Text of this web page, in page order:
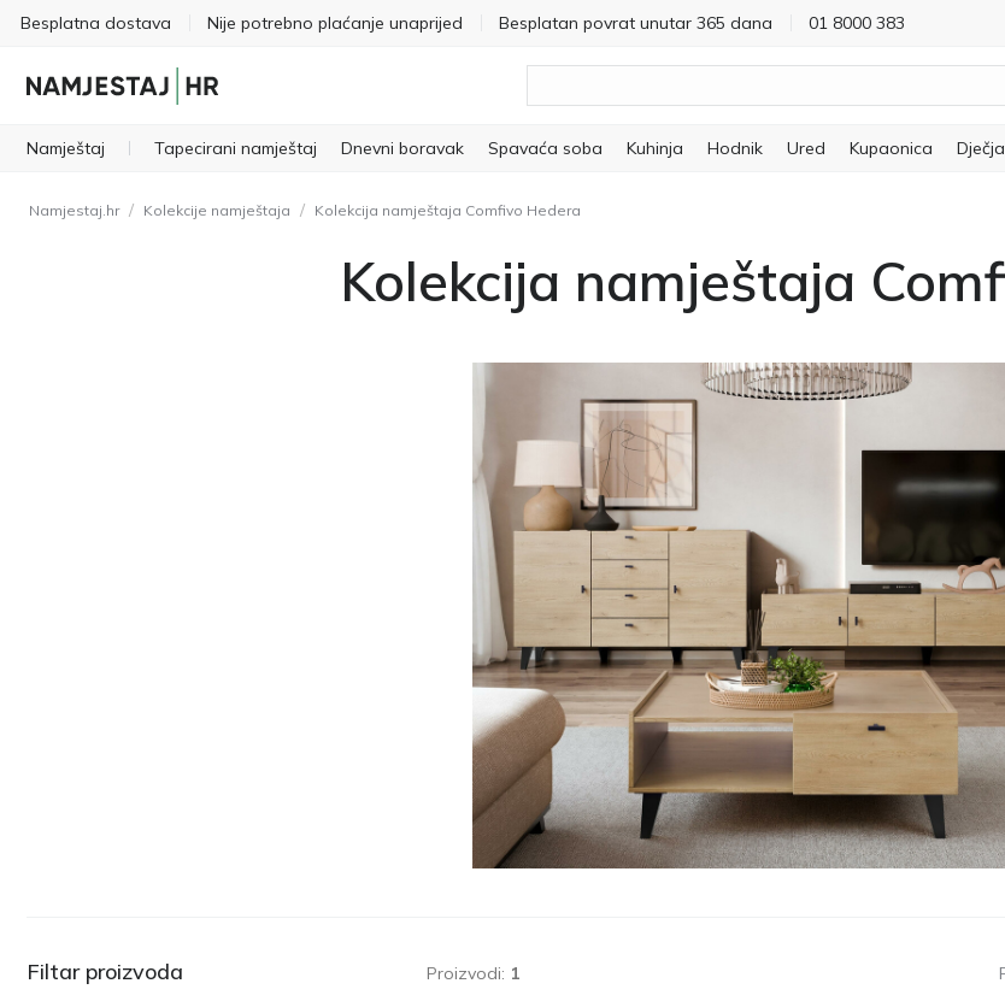
Besplatna dostava Nije potrebno plaćanje unaprijed Besplatan povrat unutar 365 dana 01 8000 383
Namještaj Tapecirani namještaj Dnevni boravak Spavaća soba Kuhinja Hodnik Ured Kupaonica
Namjestaj.hr / Kolekcije namještaja / Kolekcija namještaja Comfivo Hedera
Kolekcija namještaja
Filtar proizvoda Proizvodi: 1